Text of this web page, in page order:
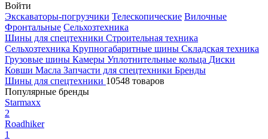
Войти
Экскаваторы-погрузчики Телескопические Вилочные
Фронтальные Сельхозтехника
Шины для спецтехники Строительная техника
Сельхозтехника Крупногабаритные шины Складская техника
Грузовые шины Камеры Уплотнительные кольца Диски
Ковши Масла Запчасти для спецтехники Бренды
Шины для спецтехники 10548 товаров
Популярные бренды
Starmaxx
2
Roadhiker
1